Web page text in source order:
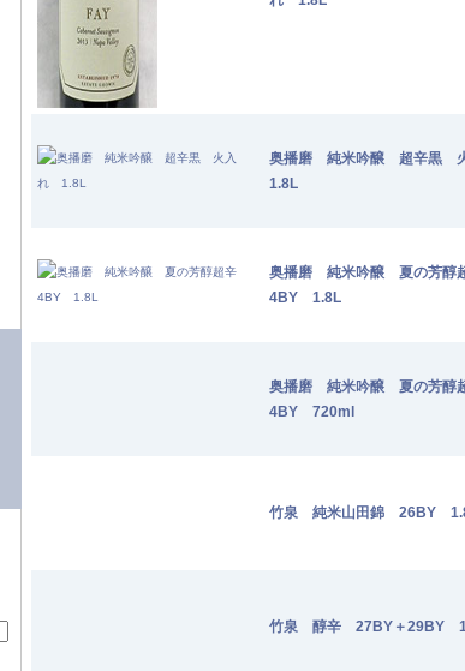
奥播磨 純米吟醸 超辛黒
1.8L
奥播磨 純米吟醸 夏の芳醇
4BY 1.8L
奥播磨 純米吟醸 夏の芳醇
4BY 720ml
竹泉 純米山田錦 26BY
竹泉 醇辛 27BY＋29BY